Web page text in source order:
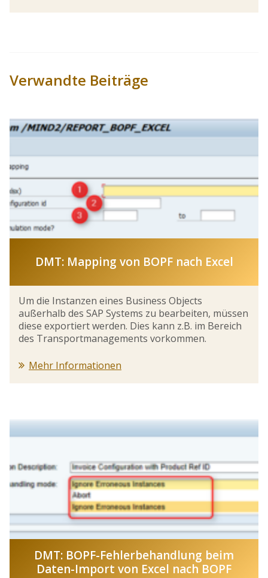
Verwandte Beiträge
DMT: Mapping von BOPF nach Excel
Um die Instanzen eines Business Objects
außerhalb des SAP Systems zu bearbeiten, müssen
diese exportiert werden. Dies kann z.B. im Bereich
des Transportmanagements vorkommen.
Mehr Informationen
DMT: BOPF-Fehlerbehandlung beim
Daten-Import von Excel nach BOPF